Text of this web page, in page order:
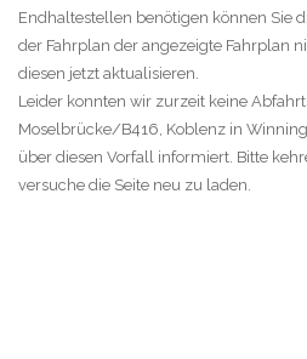
Endhaltestellen benötigen können Sie
der Fahrplan der angezeigte Fahrplan
diesen jetzt aktualisieren.
Leider konnten wir zurzeit keine
Moselbrücke/B416, Koblenz in
über diesen Vorfall informiert. Bitte
versuche die Seite neu zu laden.